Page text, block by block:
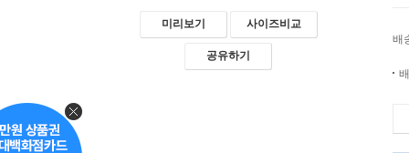
미리보기 사이즈비교
공유하기
배